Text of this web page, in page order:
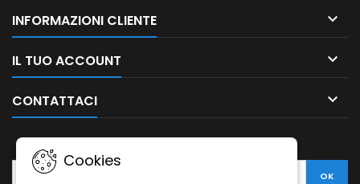
INFORMAZIONI CLIENTE 
IL TUO ACCOUNT 
CONTATTACI 
Cookies
NEWSLETTER